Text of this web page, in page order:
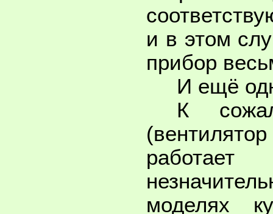
и в этом
прибор
И ещё
К
моделях